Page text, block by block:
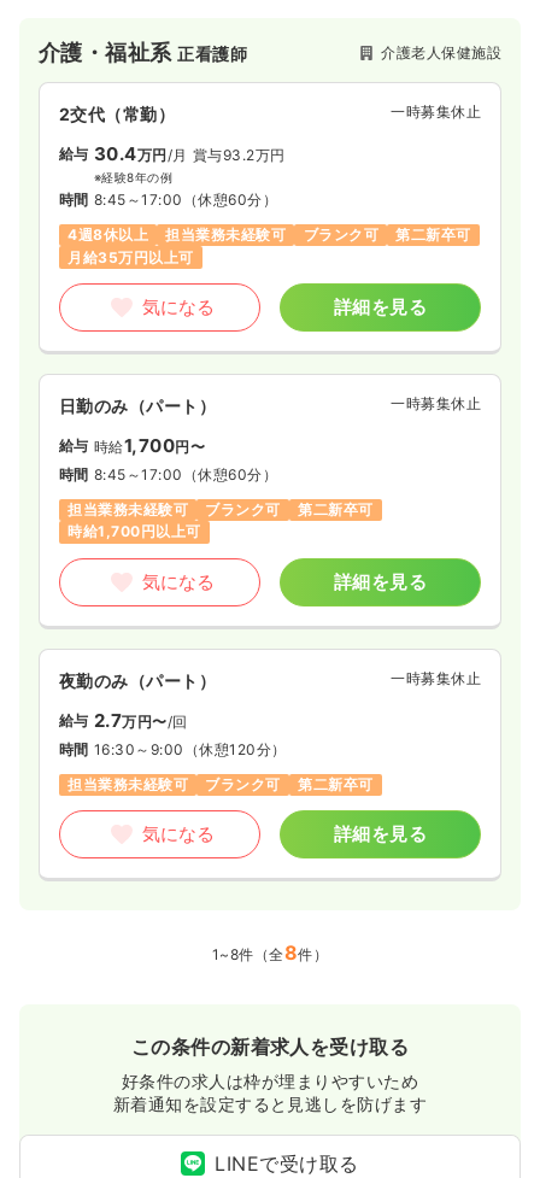
介護・福祉系正看護師 介護老人保健施設
2交代（常勤） 一時募集休止
給与 30.4万円/月 賞与93.2万円
※経験8年の例
時間 8:45～17:00 （休憩60分）
4週8休以上
担当業務未経験可 ブランク可
第二新卒可
月給35万円以上可
気になる 詳細を見る
日勤のみ（パート） 一時募集休止
給与 時給1,700円〜
時間 8:45～17:00 （休憩60分）
担当業務未経験可
ブランク可
第二新卒可
時給1,700円以上可
気になる 詳細を見る
夜勤のみ（パート） 一時募集休止
給与 2.7万円〜/回
時間 16:30～9:00 （休憩120分）
担当業務未経験可
ブランク可 第二新卒可
気になる 詳細を見る
1~8件（全8件）
この条件の新着求人を受け取る
好条件の求人は枠が埋まりやすいため
新着通知を設定すると見逃しを防げます
LINEで受け取る